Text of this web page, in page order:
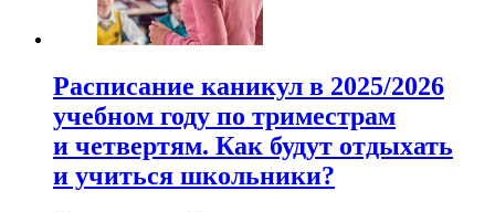
Расписание каникул в 2025/2026
учебном году по триместрам
и четвертям. Как будут отдыхать
и учиться школьники?